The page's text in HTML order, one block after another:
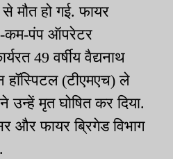
मौत हो गई. फायर
कम-पंप ऑपरेटर
49 वर्षीय वैद्यनाथ
हॉस्पिटल (टीएमएच) ले
उन्हें मृत घोषित कर दिया.
और फायर ब्रिगेड विभाग